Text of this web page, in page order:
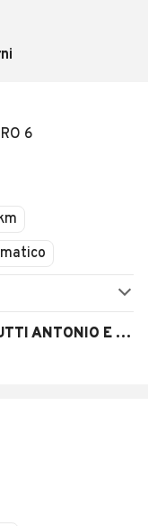
6
MUTTI VEICOLI INDUSTRIALI DI MUTTI ANTONIO E STEFANO S.N.C.